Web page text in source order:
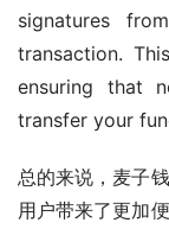
signatures
transaction.
ensuring that
transfer your
总的来说，麦子
用户带来了更加